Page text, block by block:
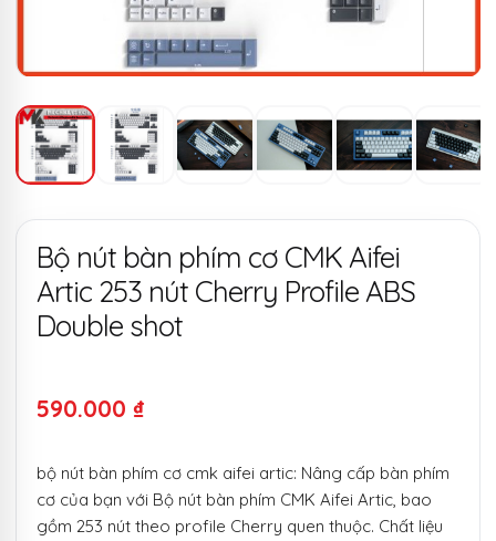
Bộ nút bàn phím cơ CMK Aifei
Artic 253 nút Cherry Profile ABS
Double shot
590.000 ₫
bộ nút bàn phím cơ cmk aifei artic: Nâng cấp bàn phím
cơ của bạn với Bộ nút bàn phím CMK Aifei Artic, bao
gồm 253 nút theo profile Cherry quen thuộc. Chất liệu